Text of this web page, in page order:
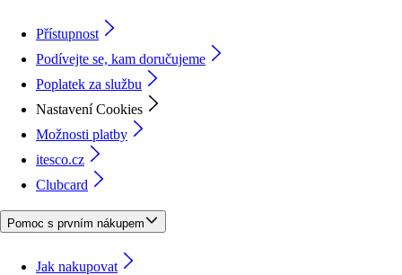
Přístupnost
Podívejte se, kam doručujeme
Poplatek za službu
Nastavení Cookies
Možnosti platby
itesco.cz
Clubcard
Pomoc s prvním nákupem
Jak nakupovat